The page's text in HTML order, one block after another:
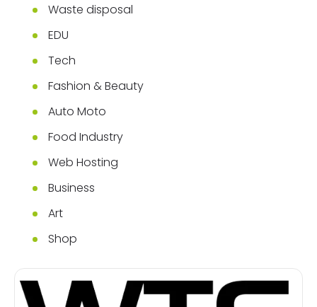
Waste disposal
EDU
Tech
Fashion & Beauty
Auto Moto
Food Industry
Web Hosting
Business
Art
Shop